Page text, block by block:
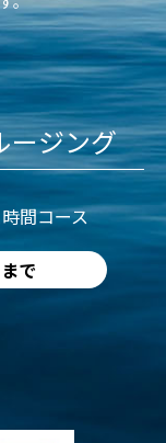
ージング
間コース
で